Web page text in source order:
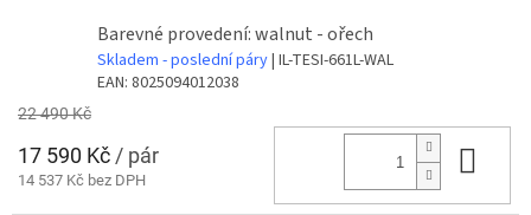
Barevné provedení: walnut - ořech
Skladem - poslední páry| IL-TESI-661L-WAL
EAN: 8025094012038
22 490 Kč
17 590 Kč / pár
14 537 Kč bez DPH